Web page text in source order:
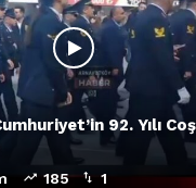
92. Yılı
185 1